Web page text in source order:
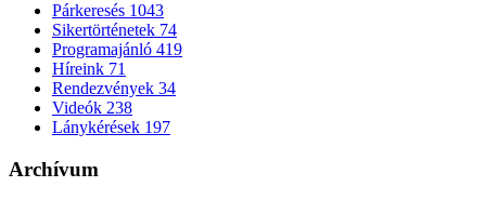
Párkeresés 1043
Sikertörténetek 74
Programajánló 419
Híreink 71
Rendezvények 34
Videók 238
Lánykérések 197
Archívum